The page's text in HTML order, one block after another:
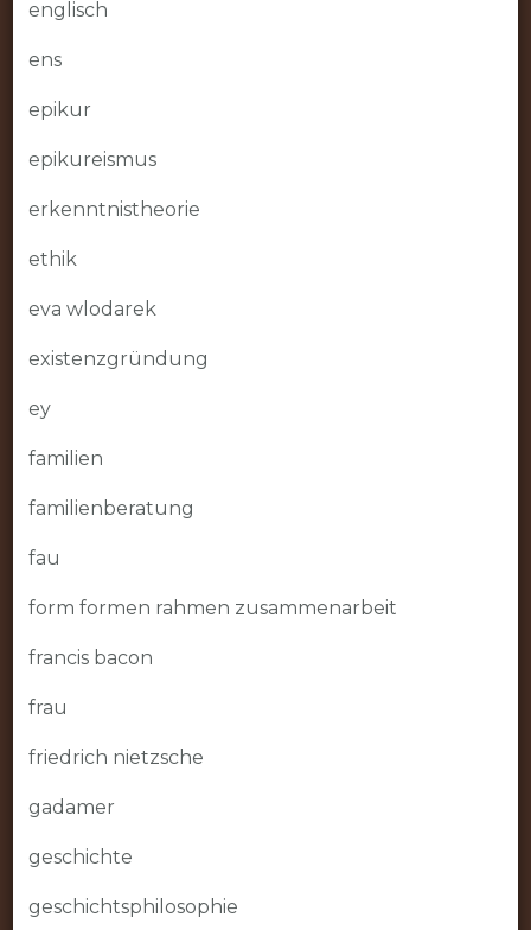
englisch
ens
epikur
epikureismus
erkenntnistheorie
ethik
eva wlodarek
existenzgründung
ey
familien
familienberatung
fau
form formen rahmen zusammenarbeit
francis bacon
frau
friedrich nietzsche
gadamer
geschichte
geschichtsphilosophie